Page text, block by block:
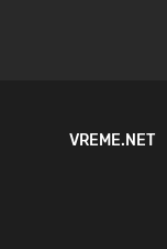
VREME.NET